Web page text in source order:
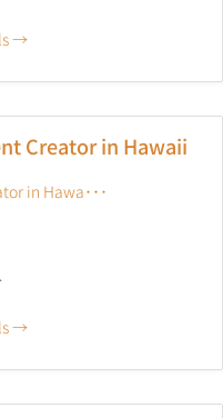
Creator in Hawaii
in Hawa･･･